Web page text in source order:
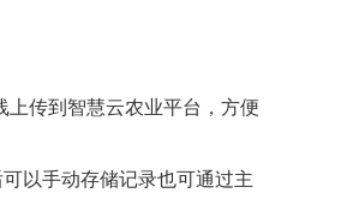
传到智慧云农业平台，方便
以手动存储记录也可通过主